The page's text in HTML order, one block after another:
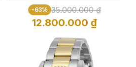
-63% 35.000.000 ₫
12.800.000 ₫